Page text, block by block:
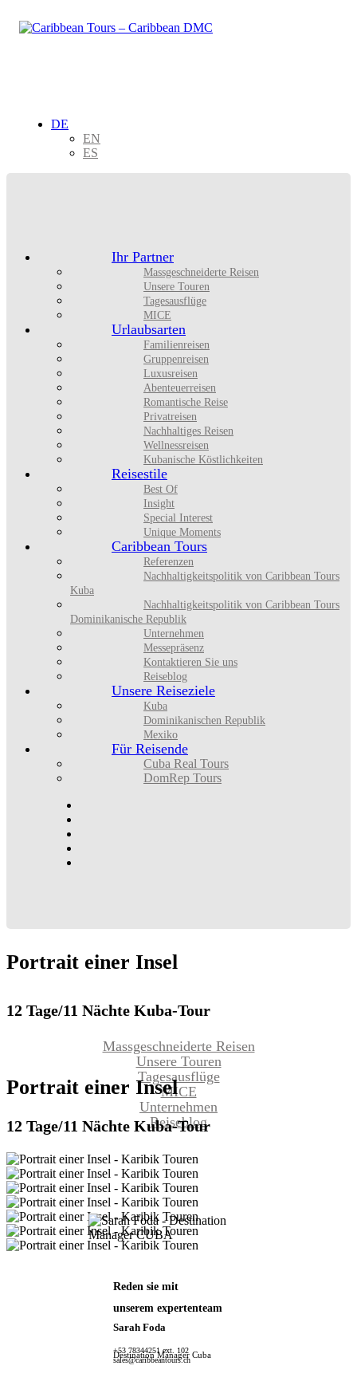
DE
EN
ES
Ihr Partner
Massgeschneiderte Reisen
Unsere Touren
Tagesausflüge
MICE
Urlaubsarten
Familienreisen
Gruppenreisen
Luxusreisen
Abenteuerreisen
Romantische Reise
Privatreisen
Nachhaltiges Reisen
Wellnessreisen
Kubanische Köstlichkeiten
Reisestile
Best Of
Insight
Special Interest
Unique Moments
Caribbean Tours
Referenzen
Nachhaltigkeitspolitik von Caribbean Tours
Kuba
Nachhaltigkeitspolitik von Caribbean Tours
Dominikanische Republik
Unternehmen
Messepräsenz
Kontaktieren Sie uns
Reiseblog
Unsere Reiseziele
Kuba
Dominikanischen Republik
Mexiko
Für Reisende
Cuba Real Tours
DomRep Tours
Portrait einer Insel
12 Tage/11 Nächte Kuba-Tour
Massgeschneiderte Reisen
Unsere Touren
Tagesausflüge
MICE
Unternehmen
Reiseblog
Portrait einer Insel
12 Tage/11 Nächte Kuba-Tour
Reden sie mit
unserem expertenteam
Sarah Foda
Destination Manager Cuba
+53 78344251 ext. 102
sales@caribbeantours.ch